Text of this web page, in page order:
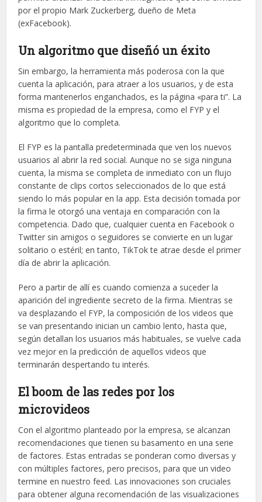
por el propio Mark Zuckerberg, dueño de Meta
(exFacebook).
Un algoritmo que diseñó un éxito
Sin embargo, la herramienta más poderosa con la que
cuenta la aplicación, para atraer a los usuarios, y de esta
forma mantenerlos enganchados, es la página «para ti”. La
misma es propiedad de la empresa, como el FYP y el
algoritmo que lo completa.
El FYP es la pantalla predeterminada que ven los nuevos
usuarios al abrir la red social. Aunque no se siga ninguna
cuenta, la misma se completa de inmediato con un flujo
constante de clips cortos seleccionados de lo que está
siendo lo más popular en la app. Esta decisión tomada por
la firma le otorgó una ventaja en comparación con la
competencia. Dado que, cualquier cuenta en Facebook o
Twitter sin amigos o seguidores se convierte en un lugar
solitario o estéril; en tanto, TikTok te atrae desde el primer
día de abrir la aplicación.
Pero a partir de allí es cuando comienza a suceder la
aparición del ingrediente secreto de la firma. Mientras se
va desplazando el FYP, la composición de los videos que
se van presentando inician un cambio lento, hasta que,
según detallan los usuarios más habituales, se vuelve cada
vez mejor en la predicción de aquellos videos que
terminarán despertando tu interés.
El boom de las redes por los
microvideos
Con el algoritmo planteado por la empresa, se alcanzan
recomendaciones que tienen su basamento en una serie
de factores. Estas entradas se ponderan como diversas y
con múltiples factores, pero precisos, para que un video
termine en nuestro feed. Las innovaciones son cruciales
para obtener alguna recomendación de las visualizaciones